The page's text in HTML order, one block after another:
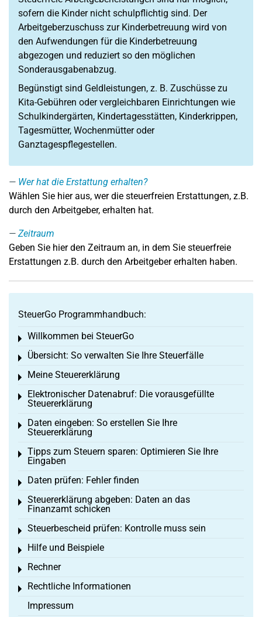
sofern die Kinder nicht schulpflichtig sind. Der
Arbeitgeberzuschuss zur Kinderbetreuung wird von
den Aufwendungen für die Kinderbetreuung
abgezogen und reduziert so den möglichen
Sonderausgabenabzug.
Begünstigt sind Geldleistungen, z. B. Zuschüsse zu
Kita-Gebühren oder vergleichbaren Einrichtungen wie
Schulkindergärten, Kindertagesstätten, Kinderkrippen,
Tagesmütter, Wochenmütter oder
Ganztagespflegestellen.
Wer hat die Erstattung erhalten?
Wählen Sie hier aus, wer die steuerfreien Erstattungen, z.B.
durch den Arbeitgeber, erhalten hat.
Zeitraum
Geben Sie hier den Zeitraum an, in dem Sie steuerfreie
Erstattungen z.B. durch den Arbeitgeber erhalten haben.
SteuerGo Programmhandbuch:
Willkommen bei SteuerGo
Toggle menu
Übersicht: So verwalten Sie Ihre Steuerfälle
Toggle menu
Meine Steuererklärung
Toggle menu
Elektronischer Datenabruf: Die vorausgefüllte
Steuererklärung
Toggle menu
Daten eingeben: So erstellen Sie Ihre
Steuererklärung
Toggle menu
Tipps zum Steuern sparen: Optimieren Sie Ihre
Eingaben
Toggle menu
Daten prüfen: Fehler finden
Toggle menu
Steuererklärung abgeben: Daten an das
Finanzamt schicken
Toggle menu
Steuerbescheid prüfen: Kontrolle muss sein
Toggle menu
Hilfe und Beispiele
Toggle menu
Rechner
Toggle menu
Rechtliche Informationen
Toggle menu
Impressum